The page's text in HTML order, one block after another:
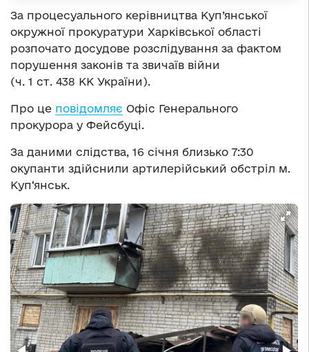
За процесуального керівництва Куп’янської
окружної прокуратури Харківської області
розпочато досудове розслідування за фактом
порушення законів та звичаїв війни
(ч. 1 ст. 438 КК України).
Про це повідомляє Офіс Генерального
прокурора у Фейсбуці.
За даними слідства, 16 січня близько 7:30
окупанти здійснили артилерійський обстріл м.
Куп‘янськ.